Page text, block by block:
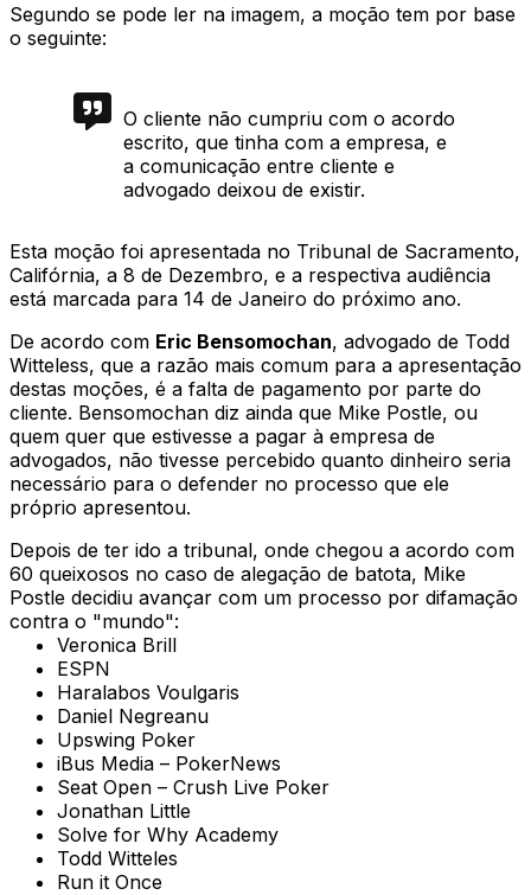
Segundo se pode ler na imagem, a moção tem por base
o seguinte:
O cliente não cumpriu com o acordo
escrito, que tinha com a empresa, e
a comunicação entre cliente e
advogado deixou de existir.
Esta moção foi apresentada no Tribunal de Sacramento,
Califórnia, a 8 de Dezembro, e a respectiva audiência
está marcada para 14 de Janeiro do próximo ano.
De acordo com Eric Bensomochan, advogado de Todd
Witteless, que a razão mais comum para a apresentação
destas moções, é a falta de pagamento por parte do
cliente. Bensomochan diz ainda que Mike Postle, ou
quem quer que estivesse a pagar à empresa de
advogados, não tivesse percebido quanto dinheiro seria
necessário para o defender no processo que ele
próprio apresentou.
Depois de ter ido a tribunal, onde chegou a acordo com
60 queixosos no caso de alegação de batota, Mike
Postle decidiu avançar com um processo por difamação
contra o "mundo":
Veronica Brill
ESPN
Haralabos Voulgaris
Daniel Negreanu
Upswing Poker
iBus Media – PokerNews
Seat Open – Crush Live Poker
Jonathan Little
Solve for Why Academy
Todd Witteles
Run it Once